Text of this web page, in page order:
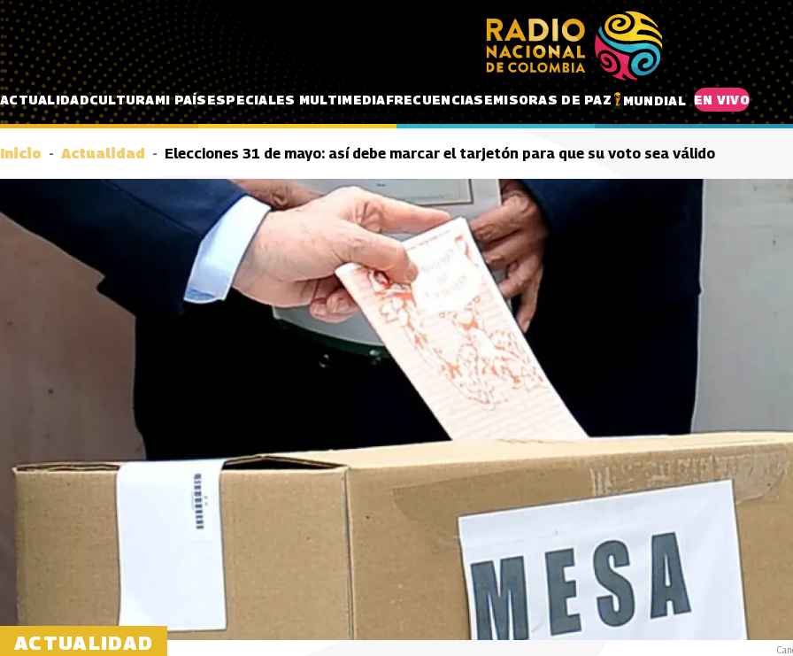
Pasar al contenido principal
ACTUALIDADCULTURAMI PAÍSESPECIALES MULTIMEDIAFRECUENCIASEMISORAS DE PAZ MUNDIAL EN VIVO
Inicio Actualidad Elecciones 31 de mayo: así debe marcar el tarjetón para que su voto sea válido
ACTUALIDAD